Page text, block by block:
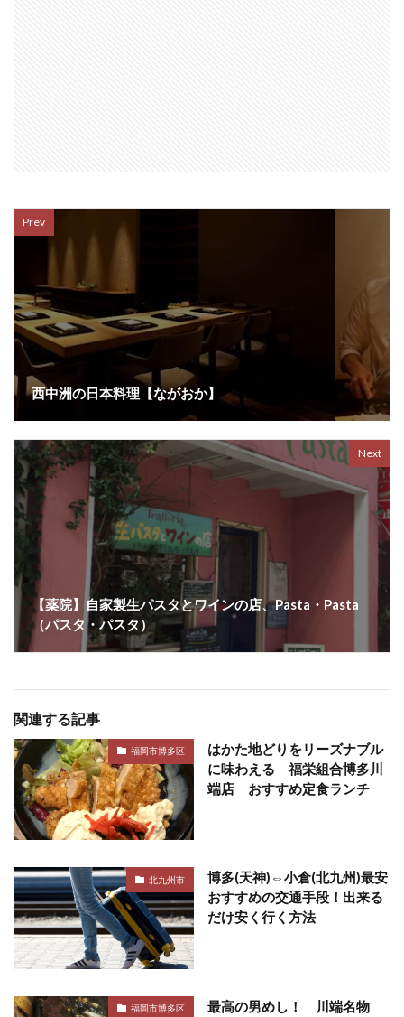
Prev
西中洲の日本料理【ながおか】
Next
【薬院】自家製生パスタとワインの店、Pasta・Pasta
（パスタ・パスタ）
関連する記事
福岡市博多区
はかた地どりをリーズナブル
に味わえる 福栄組合博多川
端店 おすすめ定食ランチ
北九州市
博多(天神)⇔小倉(北九州)最安
おすすめの交通手段！出来る
だけ安く行く方法
福岡市博多区 最高の男めし！ 川端名物